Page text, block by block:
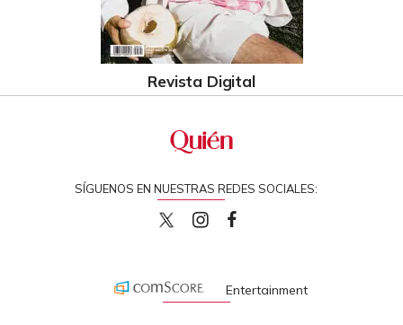
Revista Digital
SÍGUENOS EN NUESTRAS REDES SOCIALES:
quiencom
Entertainment